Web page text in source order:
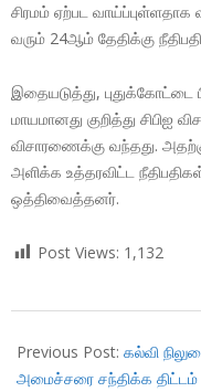
சிரமம் ஏற்பட
வரும் 24ஆம் தேதிக்கு
இதையடுத்து, புதுக்கோட்டை
மாயமானது குறித்து சிபிஐ
விசாரணைக்கு வந்தது.
அளிக்க உத்தரவிட்ட
ஒத்திவைத்தனர்.
Post Views: 1,132
09-
11
Previous Post: கல்வி
அமைச்சரை சந்திக்க